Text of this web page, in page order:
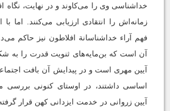
خداشناسی وی را می‌کاوند و در نهایت، نگاه
زمانه‌اش را انتقادی ارزیابی می‌کنند. اما با
فهم آراء خداشناسانة افلاطون نیز حاکم
آن است که بن‌مایه‌های ثنویت قدرت را به
آیین مهری است و در پیدایش آن بافت
اساسی داشتند، در اوستای کنونی بررسی
آیین زروانی در خدمت ایزدانی کهن قرار